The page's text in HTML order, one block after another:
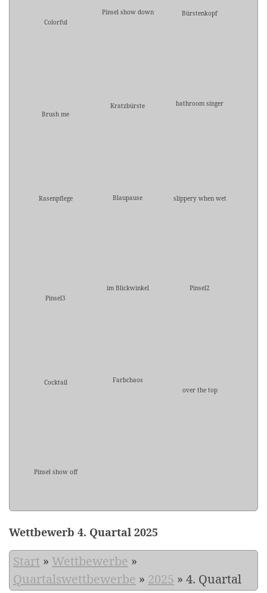
Colorful
Pinsel show down Bürstenkopf
Brush me
Kratzbürste bathroom singer
Rasenpflege Blaupause slippery when wet
Pinsel3
im Blickwinkel Pinsel2
Cocktail
Farbchaos
over the top
Pinsel show off
Wettbewerb 4. Quartal 2025
Start » Wettbewerbe »
Quartalswettbewerbe » 2025 » 4. Quartal